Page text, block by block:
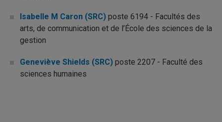
Isabelle M Caron (SRC) poste 6194 - Facultés des
arts, de communication et de l’École des sciences de la
gestion
Geneviève Shields (SRC) poste 2207 - Faculté des
sciences humaines